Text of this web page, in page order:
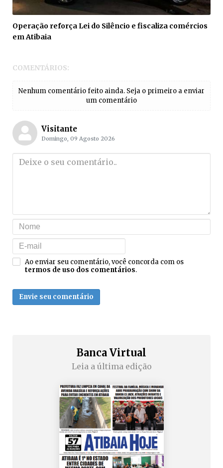
Operação reforça Lei do Silêncio e fiscaliza comércios
em Atibaia
COMENTÁRIOS:
Nenhum comentário feito ainda. Seja o primeiro a enviar
um comentário
Visitante
Domingo, 09 Agosto 2026
Ao enviar seu comentário, você concorda com os
termos de uso dos comentários.
Envie seu comentário
Banca Virtual
Leia a última edição